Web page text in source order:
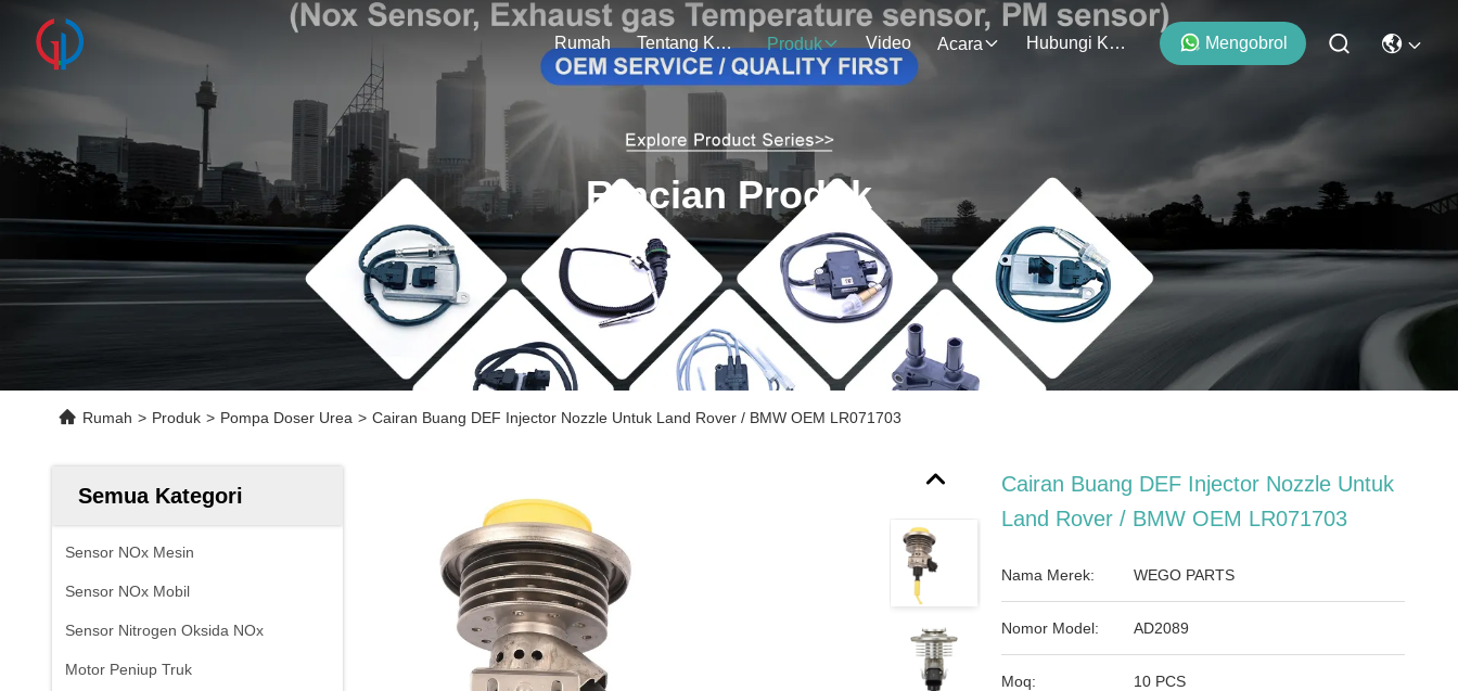
Rumah Tentang Kami Produk Video Acara Hubungi Kami Mengobrol
Rincian Produk
Rumah > Produk > Pompa Doser Urea > Cairan Buang DEF Injector Nozzle Untuk Land Rover / BMW OEM LR071703
Semua Kategori
Sensor NOx Mesin
Sensor NOx Mobil
Sensor Nitrogen Oksida NOx
Motor Peniup Truk
Cairan Buang DEF Injector Nozzle Untuk
Land Rover / BMW OEM LR071703
Nama Merek: WEGO PARTS
Nomor Model: AD2089
Moq: 10 PCS